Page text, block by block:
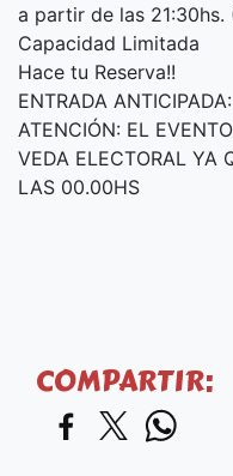
a partir de las 21:30hs.
Capacidad Limitada
Hace tu Reserva!!
ENTRADA
ATENCIÓN: EL
VEDA ELECTORAL YA
LAS 00.00HS
COMPARTIR: